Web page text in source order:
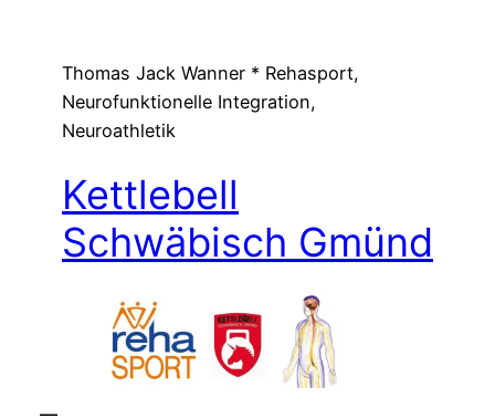
springenThomas Jack Wanner * Rehasport,
Neurofunktionelle Integration,
Neuroathletik
Kettlebell
Schwäbisch Gmünd